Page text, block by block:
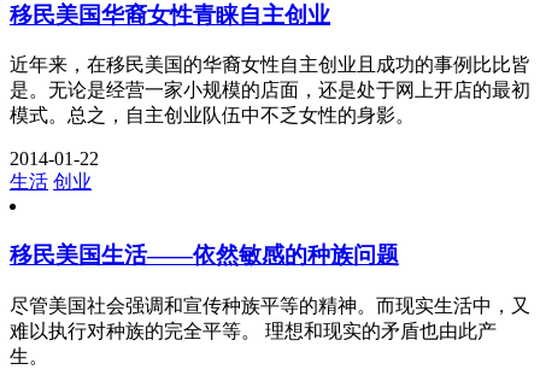
移民美国华裔女性青睐自主创业
近年来，在移民美国的华裔女性自主创业且成功的事例比比皆
是。无论是经营一家小规模的店面，还是处于网上开店的最初
模式。总之，自主创业队伍中不乏女性的身影。
2014-01-22
生活 创业
移民美国生活——依然敏感的种族问题
尽管美国社会强调和宣传种族平等的精神。而现实生活中，又
难以执行对种族的完全平等。 理想和现实的矛盾也由此产
生。